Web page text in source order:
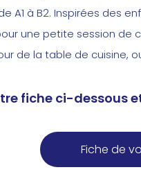
A1 à B2. Inspirées des
une petite session de
de la table de cuisine,
fiche ci-dessous
Fiche de